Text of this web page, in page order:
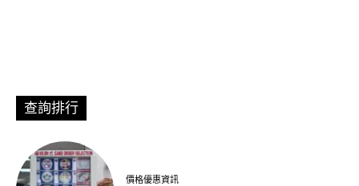
查詢排行
價格優惠資訊